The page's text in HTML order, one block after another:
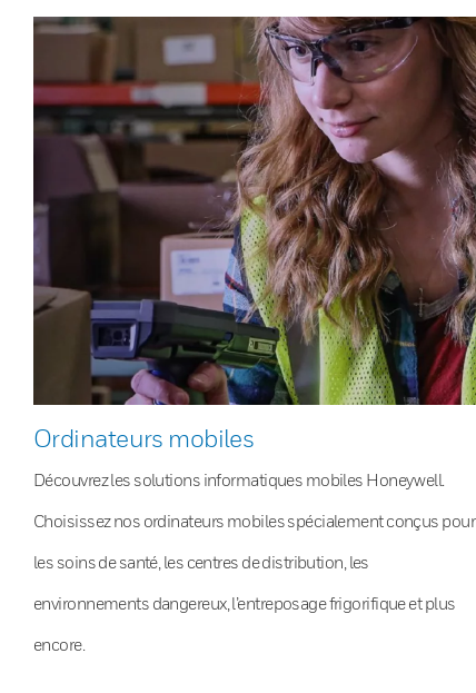
Ordinateurs mobiles
Découvrez les solutions informatiques mobiles Honeywell.
Choisissez nos ordinateurs mobiles spécialement conçus pour
les soins de santé, les centres de distribution, les
environnements dangereux, l’entreposage frigorifique et plus
encore.